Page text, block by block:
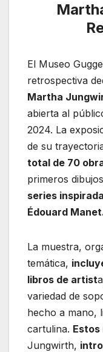
El Museo
retrospectiva
Martha
abierta al
2024. La
de su
total de 70
primeros dibujos
series
Édouard
La muestra,
temática,
libros de artist
variedad de
hecho a mano,
cartulina.
Jungwirth,